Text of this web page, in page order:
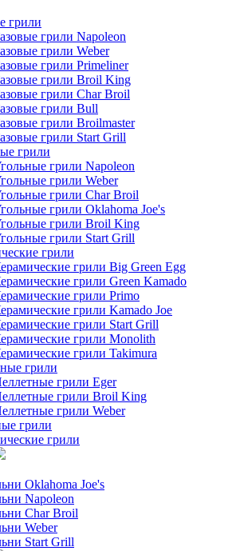
грили
грили Napoleon
грили Weber
грили Primeliner
грили Broil King
грили Char Broil
грили Bull
грили Broilmaster
грили Start Grill
грили
грили Napoleon
грили Weber
грили Char Broil
грили Oklahoma Joe's
грили Broil King
грили Start Grill
грили
грили Big Green Egg
грили Green Kamado
грили Primo
грили Kamado Joe
грили Start Grill
грили Monolith
грили Takimura
грили
грили Eger
грили Broil King
грили Weber
грили
грили
Oklahoma Joe's
Napoleon
Char Broil
Weber
Start Grill